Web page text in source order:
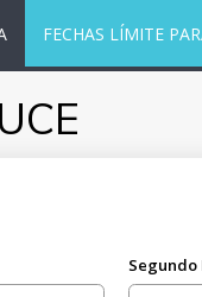
FECHAS LÍMITE
Segundo